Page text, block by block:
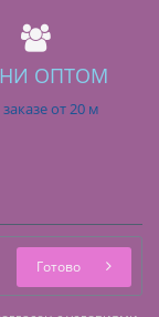
ОПТОМ
от 20 м
Готово